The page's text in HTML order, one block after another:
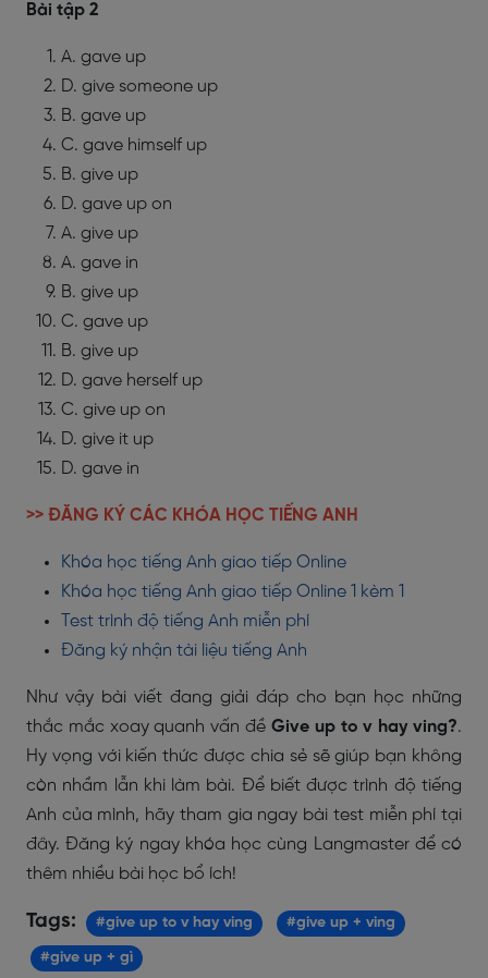
Bài tập 2
A. gave up
D. give someone up
B. gave up
C. gave himself up
B. give up
D. gave up on
A. give up
A. gave in
B. give up
C. gave up
B. give up
D. gave herself up
C. give up on
D. give it up
D. gave in
>> ĐĂNG KÝ CÁC KHÓA HỌC TIẾNG ANH
Khóa học tiếng Anh giao tiếp Online
Khóa học tiếng Anh giao tiếp Online 1 kèm 1
Test trình độ tiếng Anh miễn phí
Đăng ký nhận tài liệu tiếng Anh
Như vậy bài viết đang giải đáp cho bạn học những
thắc mắc xoay quanh vấn đề Give up to v hay ving?.
Hy vọng với kiến thức được chia sẻ sẽ giúp bạn không
còn nhầm lẫn khi làm bài. Để biết được trình độ tiếng
Anh của mình, hãy tham gia ngay bài test miễn phí tại
đây. Đăng ký ngay khóa học cùng Langmaster để có
thêm nhiều bài học bổ ích!
Tags: #give up to v hay ving #give up + ving
#give up + gì